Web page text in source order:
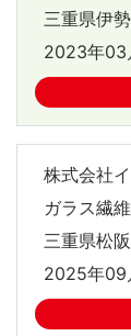
三重県伊
2023年03
株式会社
ガラス繊
三重県松
2025年09